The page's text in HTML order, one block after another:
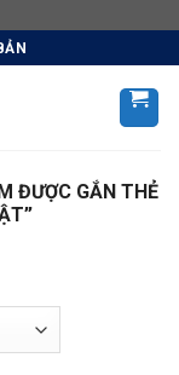
ĐƯỢC GẮN THẺ